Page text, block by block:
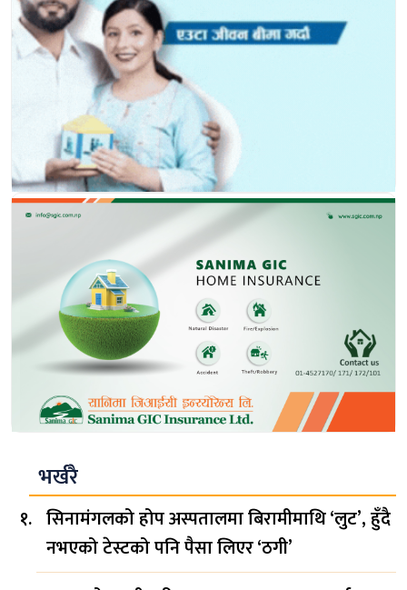
भर्खरै
सिनामंगलको होप अस्पतालमा बिरामीमाथि ‘लुट’, हुँदै
नभएको टेस्टको पनि पैसा लिएर ‘ठगी’